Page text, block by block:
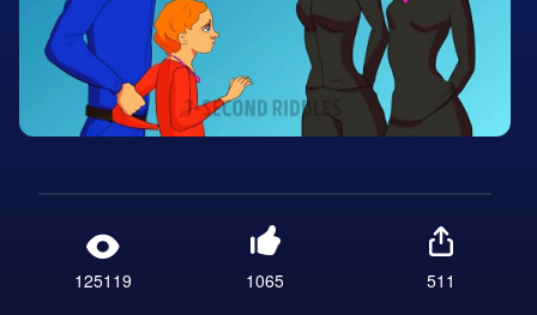
125119 1065 511